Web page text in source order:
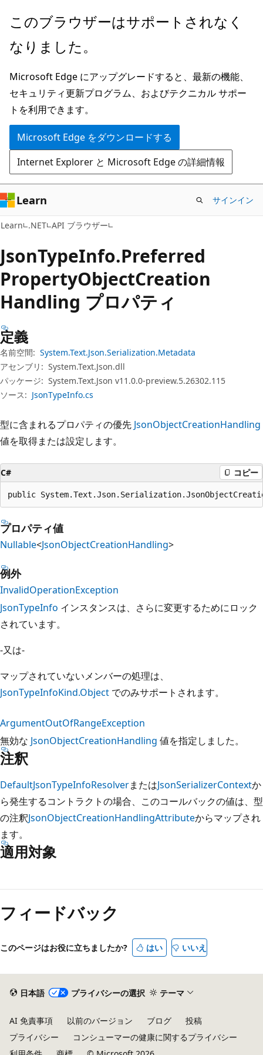
メ
ン
ン
テ
ン
ツ
に
ス
キ
ッ
プ
ペ
ジ
ナ
ビ
ゲ
ー
シ
ョ
ン
に
ス
キ
プ
このブラウザーはサポートされなく
なりました。
Microsoft Edge にアップグレードすると、最新の機能、
セキュリティ更新プログラム、およびテクニカル サポー
トを利用できます。
Microsoft Edge をダウンロードする
Internet Explorer と Microsoft Edge の詳細情報
Learn サインイン
Learn .NET API ブラウザー
JsonTypeInfo.Preferred
PropertyObjectCreation
Handling プロパティ
定義
名前空間: System.Text.Json.Serialization.Metadata
アセンブリ: System.Text.Json.dll
パッケージ: System.Text.Json v11.0.0-preview.5.26302.115
ソース: JsonTypeInfo.cs
型に含まれるプロパティの優先 JsonObjectCreationHandling
値を取得または設定します。
C# コピー
public
プロパティ値
Nullable<JsonObjectCreationHandling>
例外
InvalidOperationException
JsonTypeInfo インスタンスは、さらに変更するためにロック
されています。
-又は-
マップされていないメンバーの処理は、
JsonTypeInfoKind.Object でのみサポートされます。
ArgumentOutOfRangeException
無効な JsonObjectCreationHandling 値を指定しました。
注釈
DefaultJsonTypeInfoResolverまたはJsonSerializerContextか
ら発生するコントラクトの場合、このコールバックの値は、型
の注釈JsonObjectCreationHandlingAttributeからマップされ
ます。
適用対象
み
取
モ
ド
フィードバック
このページはお役に立ちましたか? はい いいえ
日本語 プライバシーの選択 テーマ
AI 免責事項 以前のバージョン ブログ
投稿
プライバシー
コンシューマーの健康に関するプライバシー